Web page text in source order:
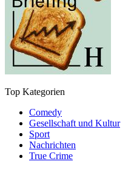
Top Kategorien
Comedy
Gesellschaft und Kultur
Sport
Nachrichten
True Crime